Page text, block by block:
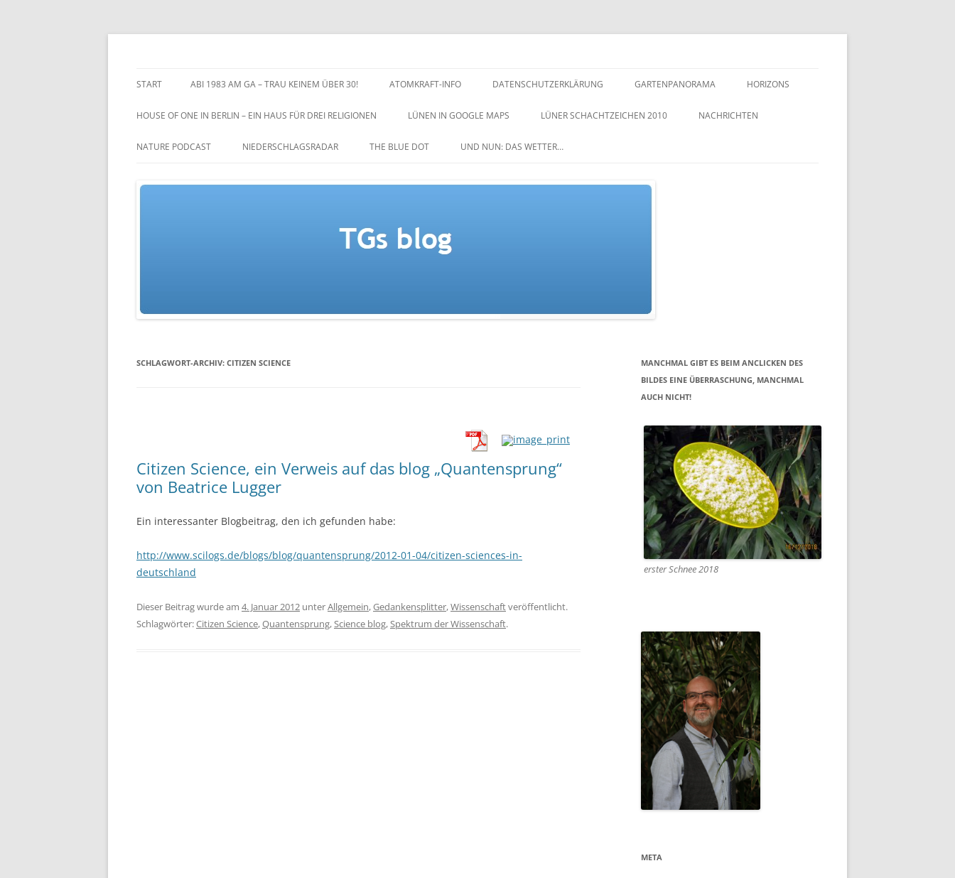
Zum
START ABI 1983 AM GA – TRAU KEINEM ÜBER 30! ATOMKRAFT-INFO DATENSCHUTZERKLÄRUNG GARTENPANORAMA HORIZONS
HOUSE OF ONE IN BERLIN – EIN HAUS FÜR DREI RELIGIONEN LÜNEN IN GOOGLE MAPS LÜNER SCHACHTZEICHEN 2010
NACHTZEICHEN-SCHACHTZEICHEN
NACHRICHTEN
NATURE PODCAST NIEDERSCHLAGSRADAR THE BLUE DOT UND NUN: DAS WETTER…
SCHLAGWORT-ARCHIV: CITIZEN SCIENCE
Citizen Science, ein Verweis auf das blog „Quantensprung“
von Beatrice Lugger
Ein interessanter Blogbeitrag, den ich gefunden habe:
http://www.scilogs.de/blogs/blog/quantensprung/2012-01-04/citizen-sciences-in-
deutschland
Dieser Beitrag wurde am 4. Januar 2012 unterAllgemein,Gedankensplitter,Wissenschaftveröffentlicht.
Schlagwörter:Citizen Science,Quantensprung,Science blog,Spektrum der Wissenschaft.
MANCHMAL GIBT ES BEIM ANCLICKEN DES
BILDES EINE ÜBERRASCHUNG, MANCHMAL
AUCH NICHT!
erster Schnee 2018
META